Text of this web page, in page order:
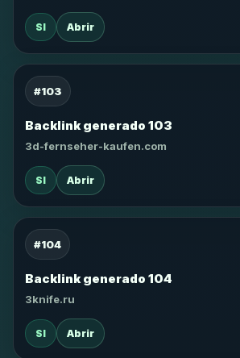
SI Abrir
#103
Backlink generado 103
3d-fernseher-kaufen.com
SI Abrir
#104
Backlink generado 104
3knife.ru
SI Abrir